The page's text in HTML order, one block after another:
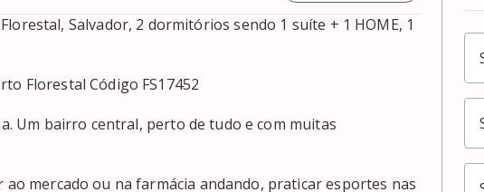
Salvador, 2 dormitórios sendo 1 suíte + 1 HOME, 1